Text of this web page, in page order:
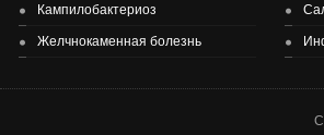
Кампилобактериоз
Желчнокаменная болезнь